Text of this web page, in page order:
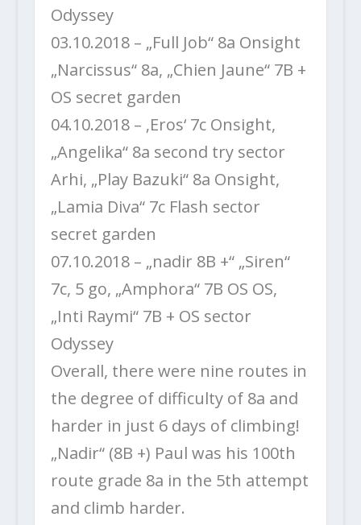
Odyssey
03.10.2018 – „Full Job“ 8a Onsight
„Narcissus“ 8a, „Chien Jaune“ 7B +
OS secret garden
04.10.2018 – ‚Eros‘ 7c Onsight,
„Angelika“ 8a second try sector
Arhi, „Play Bazuki“ 8a Onsight,
„Lamia Diva“ 7c Flash sector
secret garden
07.10.2018 – „nadir 8B +“ „Siren“
7c, 5 go, „Amphora“ 7B OS OS,
„Inti Raymi“ 7B + OS sector
Odyssey
Overall, there were nine routes in
the degree of difficulty of 8a and
harder in just 6 days of climbing!
„Nadir“ (8B +) Paul was his 100th
route grade 8a in the 5th attempt
and climb harder.